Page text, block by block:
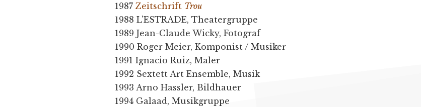
1987Zeitschrift Trou
1988 L'ESTRADE, Theatergruppe
1989 Jean-Claude Wicky, Fotograf
1990 Roger Meier, Komponist / Musiker
1991 Ignacio Ruiz, Maler
1992 Sextett Art Ensemble, Musik
1993 Arno Hassler, Bildhauer
1994 Galaad, Musikgruppe